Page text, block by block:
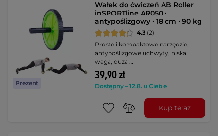
Prezent
Wałek do ćwiczeń AB Roller
inSPORTline AR050 ∙
antypoślizgowy ∙ 18 cm ∙ 90 kg
4.3 (2)
Proste i kompaktowe narzędzie,
antypoślizgowe uchwyty, niska
waga, duża …
39,90 zł
Dostępny – 12.8. u Ciebie
Kup teraz